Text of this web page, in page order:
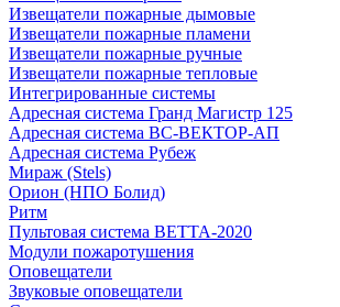
Извещатели пожарные дымовые
Извещатели пожарные пламени
Извещатели пожарные ручные
Извещатели пожарные тепловые
Интегрированные системы
Адресная система Гранд Магистр 125
Адресная система ВС-ВЕКТОР-АП
Адресная система Рубеж
Мираж (Stels)
Орион (НПО Болид)
Ритм
Пультовая система ВЕТТА-2020
Модули пожаротушения
Оповещатели
Звуковые оповещатели